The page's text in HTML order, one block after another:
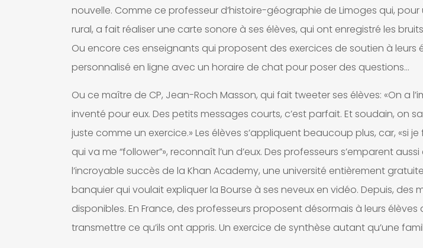
nouvelle. Comme ce professeur d’histoire-géographie de Limoges qui, pour
rural, a fait réaliser une carte sonore à ses élèves, qui ont enregistré les
Ou encore ces enseignants qui proposent des exercices de soutien à leurs
personnalisé en ligne avec un horaire de chat pour poser des questions…
Ou ce maître de CP, Jean-Roch Masson, qui fait tweeter ses élèves: «On a
inventé pour eux. Des petits messages courts, c’est parfait. Et soudain, on
juste comme un exercice.» Les élèves s’appliquent beaucoup plus, car, «si
qui va me “follower”», reconnaît l’un d’eux. Des professeurs s’emparent
l’incroyable succès de la Khan Academy, une université entièrement
banquier qui voulait expliquer la Bourse à ses neveux en vidéo. Depuis, des
disponibles. En France, des professeurs proposent désormais à leurs
transmettre ce qu’ils ont appris. Un exercice de synthèse autant qu’une